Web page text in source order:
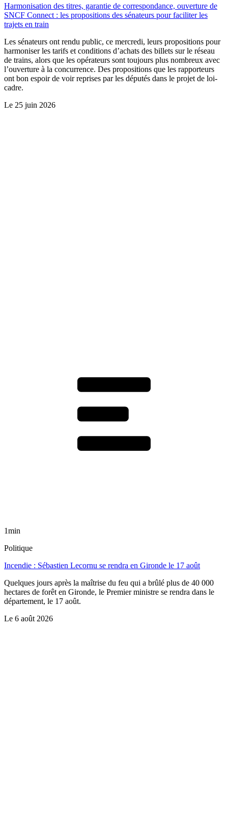
Harmonisation des titres, garantie de correspondance, ouverture de
SNCF Connect : les propositions des sénateurs pour faciliter les
trajets en train
Les sénateurs ont rendu public, ce mercredi, leurs propositions pour
harmoniser les tarifs et conditions d’achats des billets sur le réseau
de trains, alors que les opérateurs sont toujours plus nombreux avec
l’ouverture à la concurrence. Des propositions que les rapporteurs
ont bon espoir de voir reprises par les députés dans le projet de loi-
cadre.
Le 25 juin 2026
1min
Politique
Incendie : Sébastien Lecornu se rendra en Gironde le 17 août
Quelques jours après la maîtrise du feu qui a brûlé plus de 40 000
hectares de forêt en Gironde, le Premier ministre se rendra dans le
département, le 17 août.
Le 6 août 2026